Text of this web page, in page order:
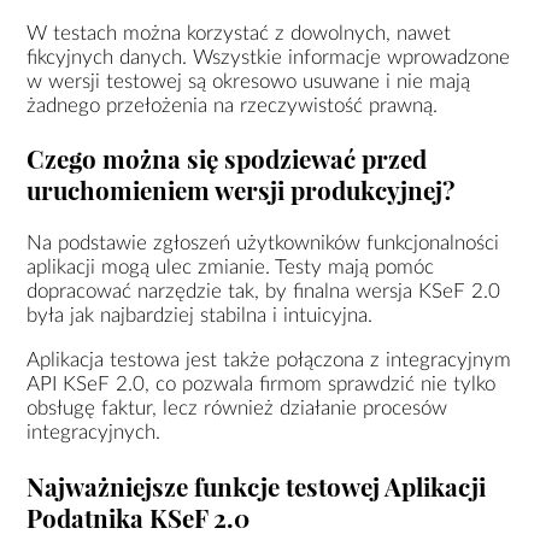
W testach można korzystać z dowolnych, nawet
fikcyjnych danych. Wszystkie informacje wprowadzone
w wersji testowej są okresowo usuwane i nie mają
żadnego przełożenia na rzeczywistość prawną.
Czego można się spodziewać przed
uruchomieniem wersji produkcyjnej?
Na podstawie zgłoszeń użytkowników funkcjonalności
aplikacji mogą ulec zmianie. Testy mają pomóc
dopracować narzędzie tak, by finalna wersja KSeF 2.0
była jak najbardziej stabilna i intuicyjna.
Aplikacja testowa jest także połączona z integracyjnym
API KSeF 2.0, co pozwala firmom sprawdzić nie tylko
obsługę faktur, lecz również działanie procesów
integracyjnych.
Najważniejsze funkcje testowej Aplikacji
Podatnika KSeF 2.0